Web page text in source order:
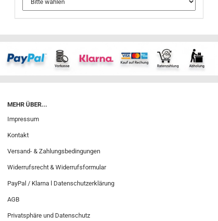
MEHR ÜBER...
Impressum
Kontakt
Versand- & Zahlungsbedingungen
Widerrufsrecht & Widerrufsformular
PayPal / Klarna l Datenschutzerklärung
AGB
Privatsphäre und Datenschutz